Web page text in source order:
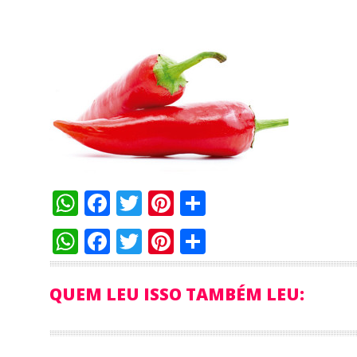
WhatsApp
Facebook
TwitterPinterest
WhatsApp
Facebook
TwitterPinterest
QUEM LEU ISSO TAMBÉM LEU: